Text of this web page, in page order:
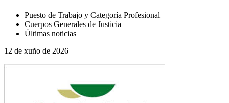
Puesto de Trabajo y Categoría Profesional
Cuerpos Generales de Justicia
Últimas noticias
12 de xuño de 2026